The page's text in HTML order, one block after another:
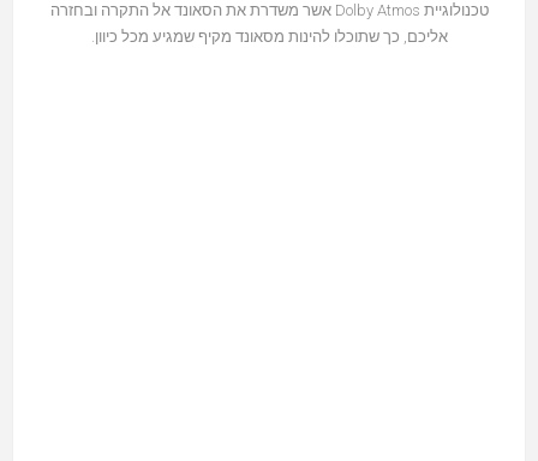
טכנולוגיית Dolby Atmos אשר משדרת את הסאונד אל התקרה ובחזרה
אליכם, כך שתוכלו להינות מסאונד מקיף שמגיע מכל כיוון.